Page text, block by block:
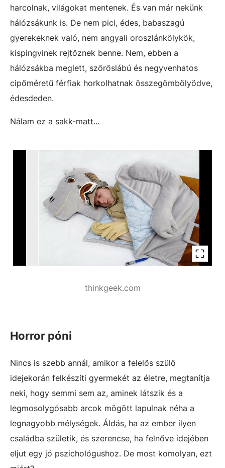
harcolnak, világokat mentenek. És van már nekünk
hálózsákunk is. De nem pici, édes, babaszagú
gyerekeknek való, nem angyali oroszlánkölykök,
kispingvinek rejtőznek benne. Nem, ebben a
hálózsákba meglett, szőrőslábú és negyvenhatos
cipőméretű férfiak horkolhatnak összegömbölyödve,
édesdeden.
Nálam ez a sakk-matt...
thinkgeek.com
Horror póni
Nincs is szebb annál, amikor a felelős szülő
idejekorán felkészíti gyermekét az életre, megtanítja
neki, hogy semmi sem az, aminek látszik és a
legmosolygósabb arcok mögött lapulnak néha a
legnagyobb mélységek. Áldás, ha az ember ilyen
családba születik, és szerencse, ha felnőve idejében
eljut egy jó pszichológushoz. De most komolyan, ezt